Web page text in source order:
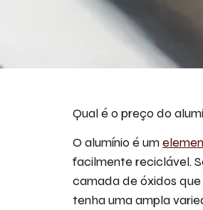
Qual é o preço do
O alumínio é um
facilmente reciclável.
camada de óxidos
tenha uma ampla